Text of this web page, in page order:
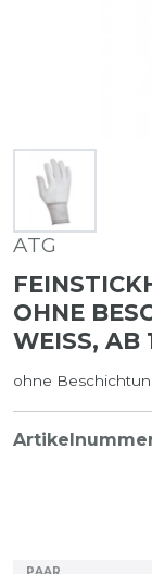
ATG
OHNE
WEISS, AB
ohne
PAAR